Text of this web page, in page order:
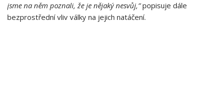
jsme na něm poznali, že je nějaký nesvůj,”popisuje dále
bezprostřední vliv války na jejich natáčení.